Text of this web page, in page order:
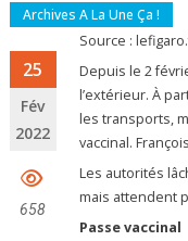
Archives A La Une Ça !
25
Fév
2022
658
Source :
Depuis le 2
l’extérieur. À
les transports,
vaccinal.
Les autorités
mais attendent
Passe vaccinal